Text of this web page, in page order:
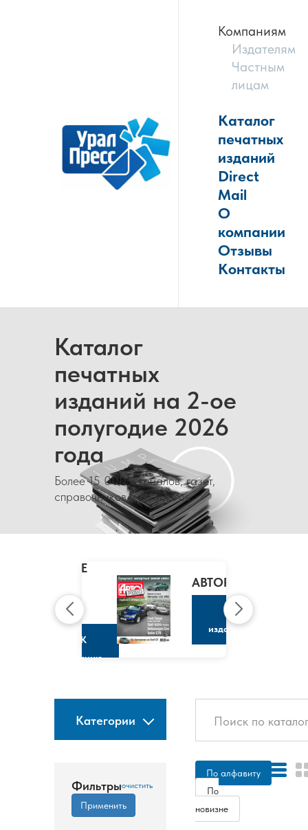
Компаниям
Издателям
Частным
лицам
Каталог
печатных
изданий
Direct
Mail
О
компании
Отзывы
Контакты
Каталог
печатных
изданий на 2-ое
полугодие 2026
года
Более 15 000 журналов, газет,
справочников и каталогов
CLAIRE
МАРИ
КЛЭР
К
изданию
АВТОРЕВЮ
К
изданию
Категории
Фильтры
По алфавиту
По
новизне